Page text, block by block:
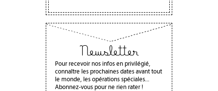
Newsletter
Pour recevoir nos infos en privilégié,
connaître les prochaines dates avant tout
le monde, les opérations spéciales...
Abonnez-vous pour ne rien rater !